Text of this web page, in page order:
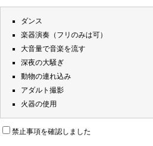
ダンス
楽器演奏（フリのみは可）
大音量で音楽を流す
深夜の大騒ぎ
動物の連れ込み
アダルト撮影
火器の使用
禁止事項を確認しました